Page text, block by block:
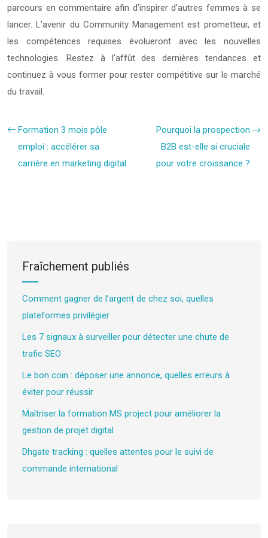
parcours en commentaire afin d’inspirer d’autres femmes à se
lancer. L’avenir du Community Management est prometteur, et
les compétences requises évolueront avec les nouvelles
technologies. Restez à l’affût des dernières tendances et
continuez à vous former pour rester compétitive sur le marché
du travail.
Formation 3 mois pôle
emploi : accélérer sa
carrière en marketing digital
Pourquoi la prospection
B2B est-elle si cruciale
pour votre croissance ?
Fraîchement publiés
Comment gagner de l’argent de chez soi, quelles
plateformes privilégier
Les 7 signaux à surveiller pour détecter une chute de
trafic SEO
Le bon coin : déposer une annonce, quelles erreurs à
éviter pour réussir
Maîtriser la formation MS project pour améliorer la
gestion de projet digital
Dhgate tracking : quelles attentes pour le suivi de
commande international